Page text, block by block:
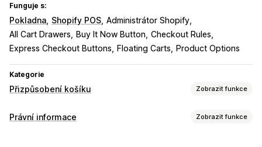
Funguje s:
Pokladna Shopify POS Administrátor Shopify
All Cart Drawers
Buy It Now Button Checkout Rules
Express Checkout Buttons
Floating Carts Product Options
Kategorie
Přizpůsobení košíku Zobrazit funkce
Zobrazení košíku
Právní informace Zobrazit funkce